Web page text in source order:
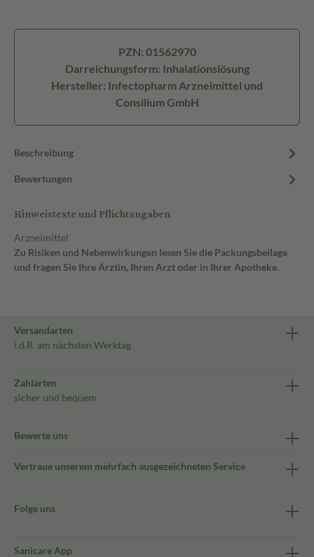
PZN: 01562970
Darreichungsform: Inhalationslösung
Hersteller: Infectopharm Arzneimittel und
Consilium GmbH
Beschreibung
Bewertungen
Hinweistexte und Pflichtangaben
Arzneimittel
Zu Risiken und Nebenwirkungen lesen Sie die Packungsbeilage
und fragen Sie Ihre Ärztin, Ihren Arzt oder in Ihrer Apotheke.
Versandarten
i.d.R. am nächsten Werktag
Zahlarten
sicher und bequem
Bewerte uns
Vertraue unserem mehrfach ausgezeichneten Service
Folge uns
Sanicare App